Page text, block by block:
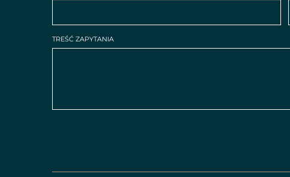
TREŚĆ ZAPYTANIA